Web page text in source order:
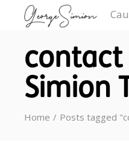
contact
Simion
Home Posts tagged